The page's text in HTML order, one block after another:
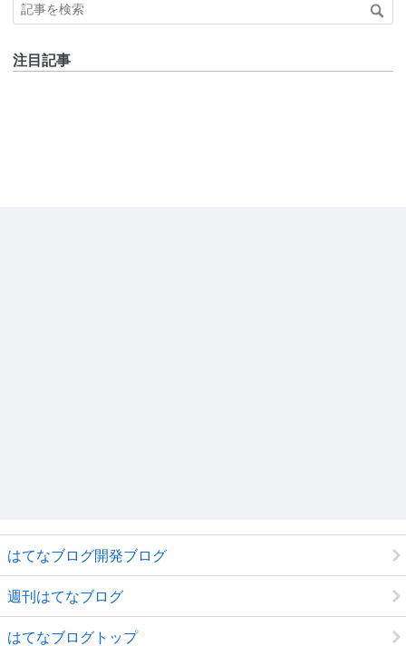
注目記事
はてなブログ開発ブログ
週刊はてなブログ
はてなブログトップ